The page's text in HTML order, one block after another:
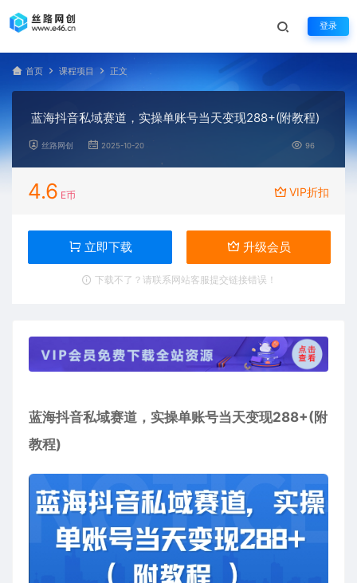
登录
首页 课程项目 正文
蓝海抖音私域赛道，实操单账号当天变现288+(附教程)
丝路网创 2025-10-20 96
4.6 E币 VIP折扣
立即下载 升级会员
下载不了？请联系网站客服提交链接错误！
蓝海抖音私域赛道 ，实操单账号当天变现288+(附
教程)